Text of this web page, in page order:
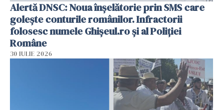
Alertă DNSC: Noua înșelătorie prin SMS care
golește conturile românilor. Infractorii
folosesc numele Ghișeul.ro și al Poliției
Române
30 IULIE 2026